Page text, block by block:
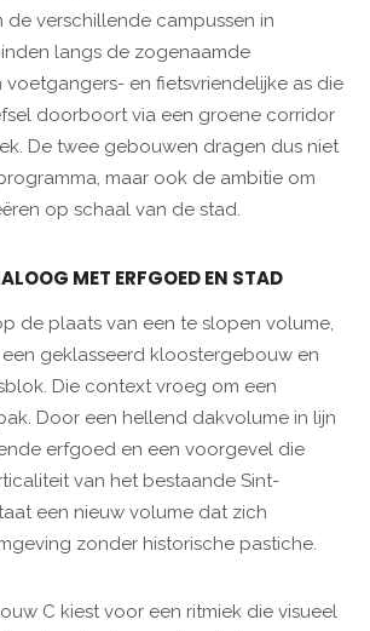
verschillende campussen in
langs de zogenaamde
voetgangers- en fietsvriendelijke as die
doorboort via een groene corridor
De twee gebouwen dragen dus niet
maar ook de ambitie om
op schaal van de stad.
MET ERFGOED EN STAD
de plaats van een te slopen volume,
geklasseerd kloostergebouw en
Die context vroeg om een
Door een hellend dakvolume in lijn
erfgoed en een voorgevel die
van het bestaande Sint-
een nieuw volume dat zich
zonder historische pastiche.
C kiest voor een ritmiek die visueel